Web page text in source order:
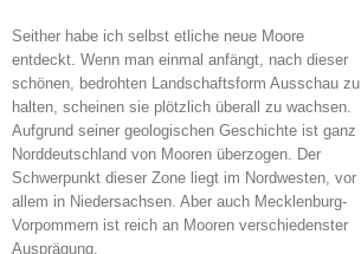
Seither habe ich selbst etliche neue Moore
entdeckt. Wenn man einmal anfängt, nach dieser
schönen, bedrohten Landschaftsform Ausschau zu
halten, scheinen sie plötzlich überall zu wachsen.
Aufgrund seiner geologischen Geschichte ist ganz
Norddeutschland von Mooren überzogen. Der
Schwerpunkt dieser Zone liegt im Nordwesten, vor
allem in Niedersachsen. Aber auch Mecklenburg-
Vorpommern ist reich an Mooren verschiedenster
Ausprägung.